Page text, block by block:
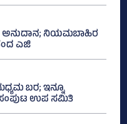
ನಿಯಮಬಾಹಿರ
ಎಜಿ
ಬರ; ಇನ್ನೂ
ಉಪ ಸಮಿತಿ